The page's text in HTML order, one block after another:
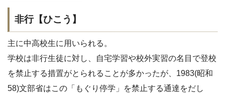
非行【ひこう】
主に中高校生に用いられる。
学校は非行生徒に対し、自宅学習や校外実習の名目で登校
を禁止する措置がとられることが多かったが、1983(昭和
58)文部省はこの「もぐり停学」を禁止する通達をだし